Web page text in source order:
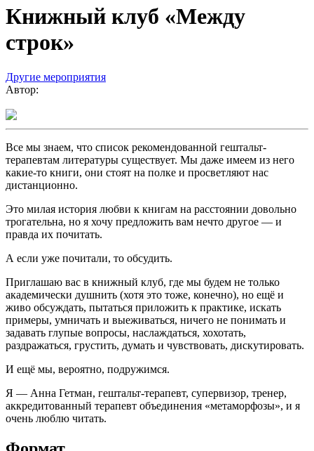
Книжный клуб «Между
строк»
Другие мероприятия
Автор:
Все мы знаем, что список рекомендованной гештальт-
терапевтам литературы существует. Мы даже имеем из него
какие-то книги, они стоят на полке и просветляют нас
дистанционно.
Это милая история любви к книгам на расстоянии довольно
трогательна, но я хочу предложить вам нечто другое — и
правда их почитать.
А если уже почитали, то обсудить.
Приглашаю вас в книжный клуб, где мы будем не только
академически душнить (хотя это тоже, конечно), но ещё и
живо обсуждать, пытаться приложить к практике, искать
примеры, умничать и выеживаться, ничего не понимать и
задавать глупые вопросы, наслаждаться, хохотать,
раздражаться, грустить, думать и чувствовать, дискутировать.
И ещё мы, вероятно, подружимся.
Я — Анна Гетман, гештальт-терапевт, супервизор, тренер,
аккредитованный терапевт объединения «метаморфозы», и я
очень люблю читать.